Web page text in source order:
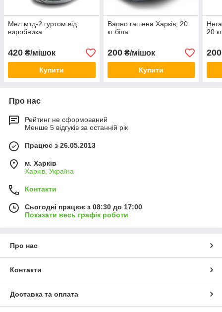
Мел мтд-2 гуртом від
виробника
420 ₴/мішок
Купити
Вапно гашена Харків, 20
кг біла
200₴/мішок
Купити
20 кг
200
Про нас
Рейтинг не сформований
Менше 5 відгуків за останній рік
Працює з 26.05.2013
м. Харків
Харків, Україна
Контакти
Сьогодні працює з 08:30 до 17:00
Показати весь графік роботи
Про нас
Контакти
Доставка та оплата